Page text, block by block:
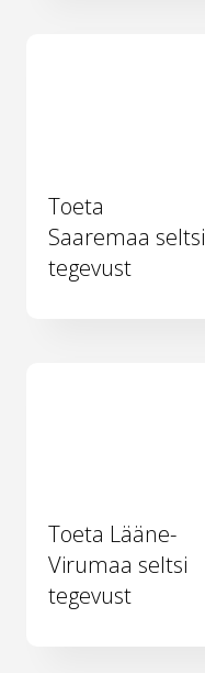
Toeta
Saaremaa seltsi
tegevust
Toeta Lääne-
Virumaa seltsi
tegevust